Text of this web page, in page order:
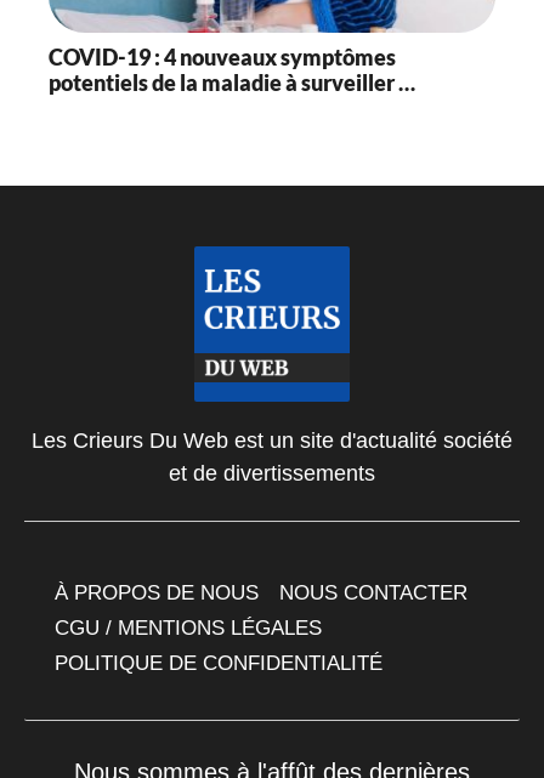
COVID-19 : 4 nouveaux symptômes
potentiels de la maladie à surveiller …
Les Crieurs Du Web est un site d'actualité société
et de divertissements
À PROPOS DE NOUS
NOUS CONTACTER
CGU / MENTIONS LÉGALES
POLITIQUE DE CONFIDENTIALITÉ
Nous sommes à l'affût des dernières